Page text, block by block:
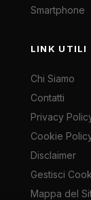
Smartphone
LINK UTILI
Chi Siamo
Contatti
Privacy
Cookie
Disclaimer
Gestisci
Mappa del